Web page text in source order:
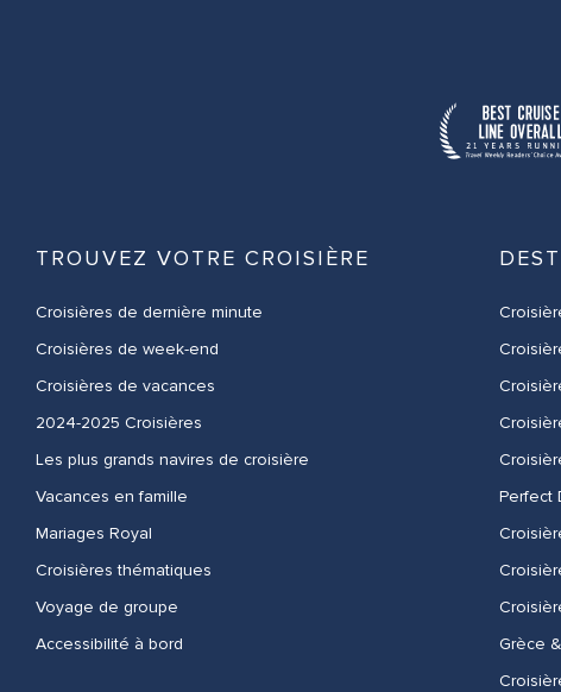
TROUVEZ VOTRE CROISIÈRE
Croisières de dernière minute
Croisières de week-end
Croisières de vacances
2024-2025 Croisières
Les plus grands navires de croisière
Vacances en famille
Mariages Royal
Croisières thématiques
Voyage de groupe​
Accessibilité à bord​
Perfect
Grèce